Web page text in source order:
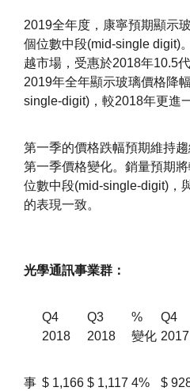
2019全年度，康寧預期顯示
個位數中段(mid-single digit)
越市場，受惠於2018年10.5
2019年全年顯示玻璃價格降
single-digit)，較2018年更進
第一季的價格跌幅預期維持
第一季價格變化。銷量預期
位數中段(mid-single-digit)，
的表現一致。
光學通訊事業群：
Q4
2018
Q3
2018
%
變化
Q4
2017
事 $ 1,166 $ 1,117 4% $